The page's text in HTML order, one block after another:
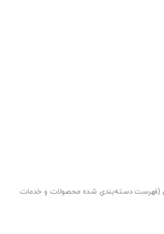
(فهرست دسته‌بندی شده محصولات و خدمات